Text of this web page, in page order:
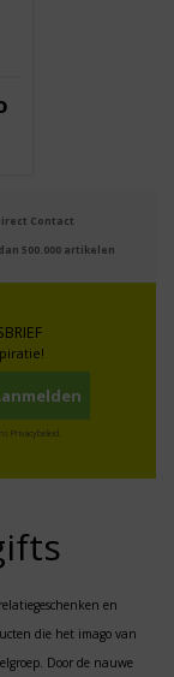
Contact
500.000 artikelen
Privacybeleid.
en
die het imago van
Door de nauwe